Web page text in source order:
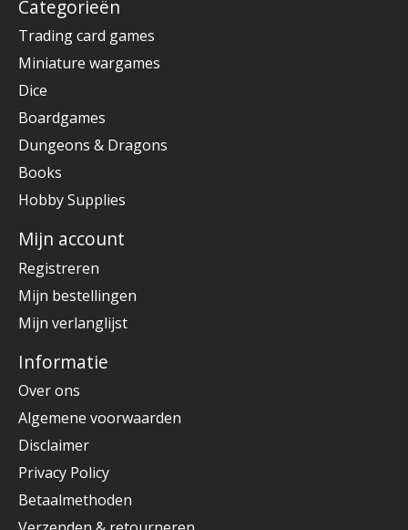
Categorieën
Trading card games
Miniature wargames
Dice
Boardgames
Dungeons & Dragons
Books
Hobby Supplies
Mijn account
Registreren
Mijn bestellingen
Mijn verlanglijst
Informatie
Over ons
Algemene voorwaarden
Disclaimer
Privacy Policy
Betaalmethoden